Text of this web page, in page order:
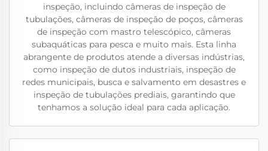
inspeção, incluindo câmeras de inspeção de
tubulações, câmeras de inspeção de poços, câmeras
de inspeção com mastro telescópico, câmeras
subaquáticas para pesca e muito mais. Esta linha
abrangente de produtos atende a diversas indústrias,
como inspeção de dutos industriais, inspeção de
redes municipais, busca e salvamento em desastres e
inspeção de tubulações prediais, garantindo que
tenhamos a solução ideal para cada aplicação.